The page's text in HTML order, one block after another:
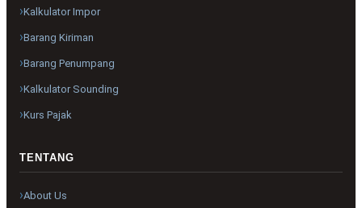
Kalkulator Impor
Barang Kiriman
Barang Penumpang
Kalkulator Sounding
Kurs Pajak
TENTANG
About Us